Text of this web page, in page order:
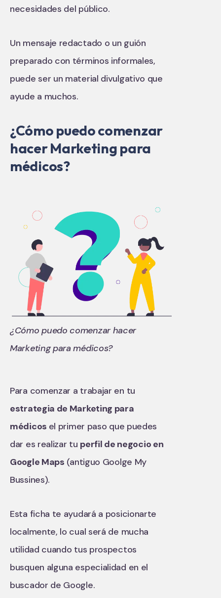
necesidades del público.
Un mensaje redactado o un guión
preparado con términos informales,
puede ser un material divulgativo que
ayude a muchos.
¿Cómo puedo comenzar
hacer Marketing para
médicos?
¿Cómo puedo comenzar hacer
Marketing para médicos?
Para comenzar a trabajar en tu
estrategia de Marketing para
médicos el primer paso que puedes
dar es realizar tu perfil de negocio en
Google Maps (antiguo Goolge My
Bussines).
Esta ficha te ayudará a posicionarte
localmente, lo cual será de mucha
utilidad cuando tus prospectos
busquen alguna especialidad en el
buscador de Google.